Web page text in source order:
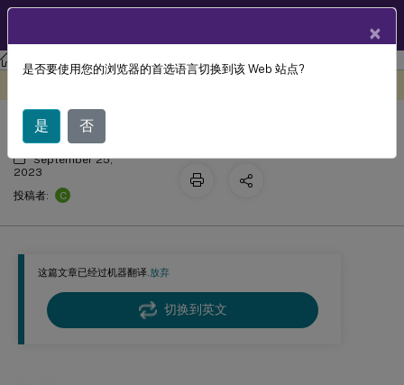
Profile Management Profile Management 2305
这篇文章已经过机器翻译.放弃
切换到英文
配置
September 25,
2023
投稿者:
C
×
是否要使用您的浏览器的首选语言切换到该 Web 站点?
是 否